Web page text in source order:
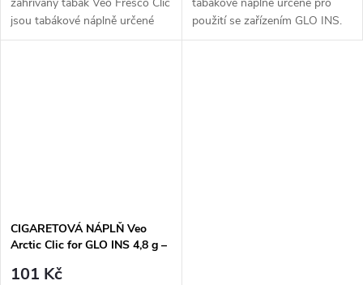
jsou tabákové náplně určené
pro použití se zařízením GLO
použití se zařízením GLO INS.
Varianta Blossom Twist nabízí
CIGARETOVÁ NÁPLŇ Veo
Arctic Clic for GLO INS 4,8 g –
101 Kč